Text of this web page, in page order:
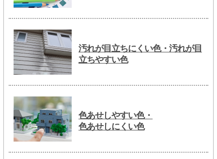
汚れが目立ちにくい色・汚れが目
立ちやすい色
色あせしやすい色・
色あせしにくい色